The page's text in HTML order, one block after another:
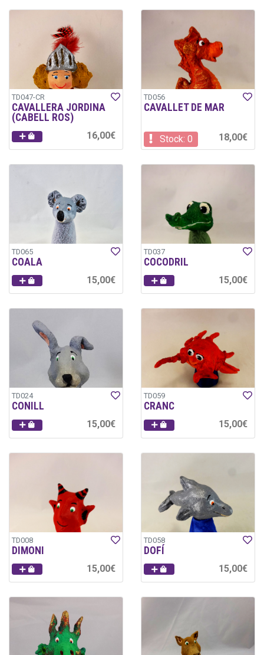
TD047-CR
CAVALLERA JORDINA
(CABELL ROS)
16,00€
TD056
CAVALLET DE MAR
Stock: 0 18,00€
TD065
COALA
15,00€
TD037
COCODRIL
15,00€
TD024
CONILL
15,00€
TD059
CRANC
15,00€
TD008
DIMONI
15,00€
TD058
DOFÍ
15,00€